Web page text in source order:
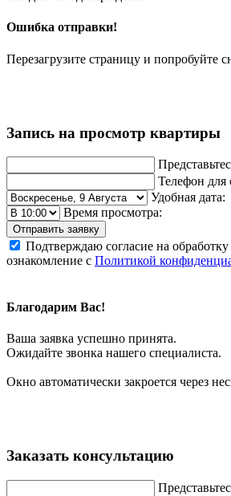
Ошибка отправки!
Перезагрузите страницу и попробуйте
Запись на просмотр квартиры
Телефон для
Удобная дата:
Время просмотра:
Отправить заявку
Подтверждаю согласие на
ознакомление с Политикой
Благодарим Вас!
Ваша заявка успешно принята.
Ожидайте звонка нашего специалиста.
Окно автоматически закроется через
Заказать консультацию